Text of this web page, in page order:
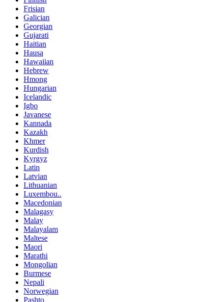
Frisian
Galician
Georgian
Gujarati
Haitian
Hausa
Hawaiian
Hebrew
Hmong
Hungarian
Icelandic
Igbo
Javanese
Kannada
Kazakh
Khmer
Kurdish
Kyrgyz
Latin
Latvian
Lithuanian
Luxembou..
Macedonian
Malagasy
Malay
Malayalam
Maltese
Maori
Marathi
Mongolian
Burmese
Nepali
Norwegian
Pashto